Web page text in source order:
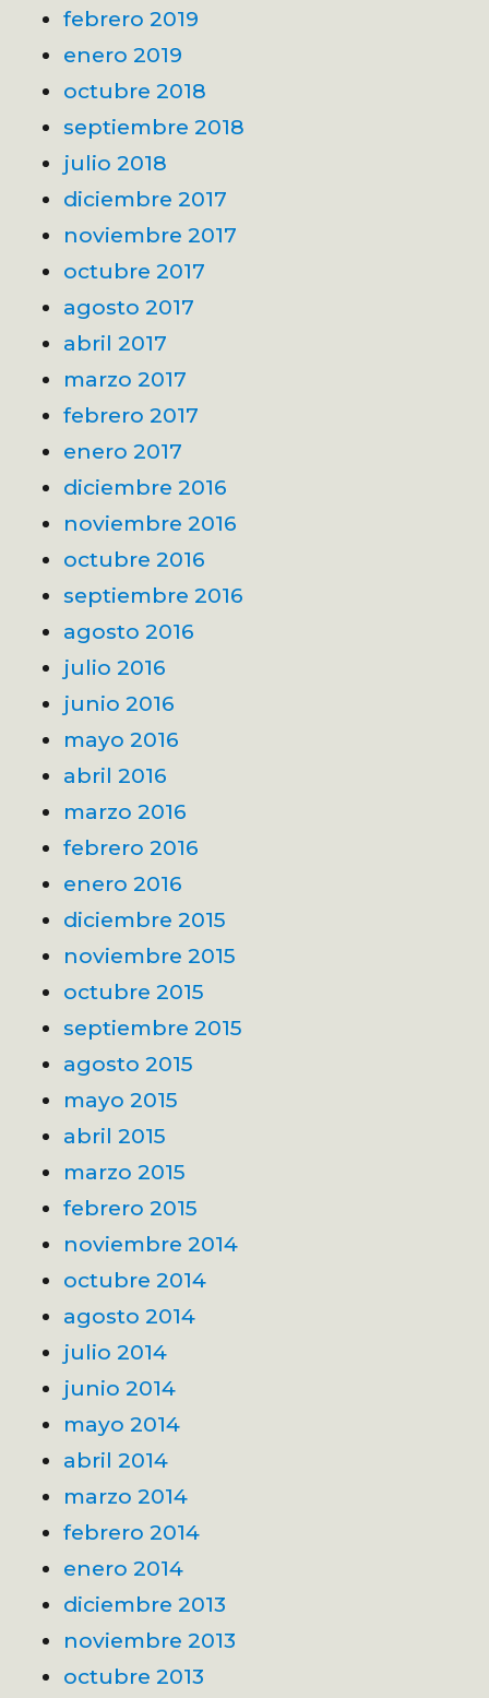
febrero 2019
enero 2019
octubre 2018
septiembre 2018
julio 2018
diciembre 2017
noviembre 2017
octubre 2017
agosto 2017
abril 2017
marzo 2017
febrero 2017
enero 2017
diciembre 2016
noviembre 2016
octubre 2016
septiembre 2016
agosto 2016
julio 2016
junio 2016
mayo 2016
abril 2016
marzo 2016
febrero 2016
enero 2016
diciembre 2015
noviembre 2015
octubre 2015
septiembre 2015
agosto 2015
mayo 2015
abril 2015
marzo 2015
febrero 2015
noviembre 2014
octubre 2014
agosto 2014
julio 2014
junio 2014
mayo 2014
abril 2014
marzo 2014
febrero 2014
enero 2014
diciembre 2013
noviembre 2013
octubre 2013